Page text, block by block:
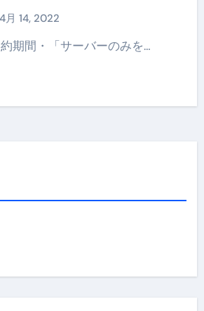
4月 14, 2022
約期間・「サーバーのみを…